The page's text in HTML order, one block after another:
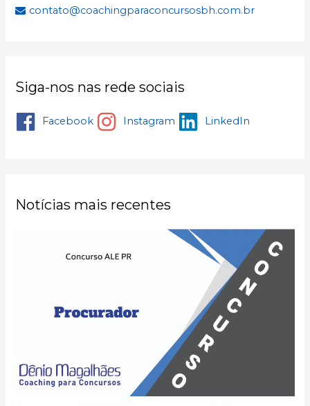
contato@coachingparaconcursosbh.com.br
Siga-nos nas rede sociais
Facebook Instagram LinkedIn
Notícias mais recentes